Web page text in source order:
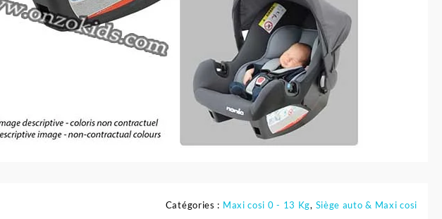
Catégories : Maxi cosi 0 - 13 Kg, Siège auto & Maxi cosi